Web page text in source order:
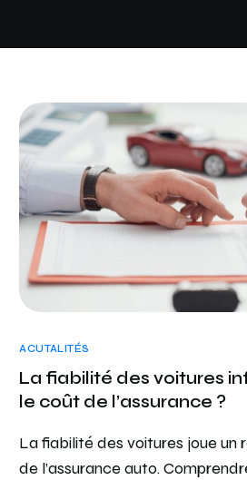
ACUTALITÉS
La fiabilité des voitures
le coût de l’assurance ?
La fiabilité des voitures joue un
de l’assurance auto.